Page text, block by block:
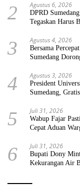
2 Agustus 6, 2026
DPRD
Tegaskan Harus
3 Agustus 4, 2026
Bersama
Sumedang
4 Agustus 3, 2026
President
Sumedang,
5 Juli 31, 2026
Wabup Fajar
Cepat Aduan
6 Juli 31, 2026
Bupati Dony
Kekurangan Air